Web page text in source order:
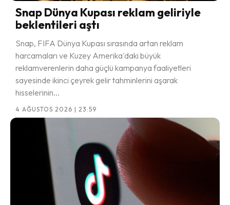
Snap Dünya Kupası reklam geliriyle
beklentileri aştı
Snap, FIFA Dünya Kupası sırasında artan reklam
harcamaları ve Kuzey Amerika'daki büyük
reklamverenlerin daha güçlü kampanya faaliyetleri
sayesinde ikinci çeyrek gelir tahminlerini aşarak
hisselerinin...
4 AĞUSTOS 2026 | 23:59